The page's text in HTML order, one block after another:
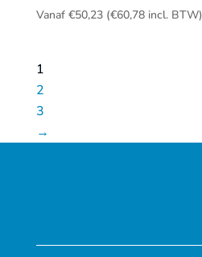
Vanaf €50,23 (€60,78incl. BTW)
1
2
3
→